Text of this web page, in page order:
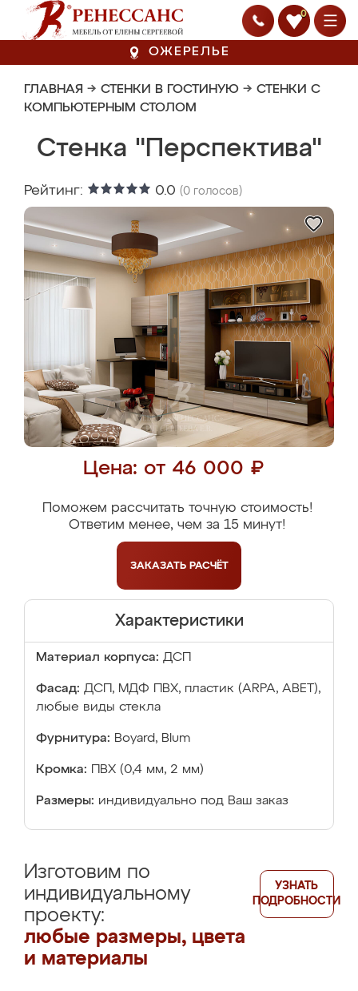
0
ОЖЕРЕЛЬЕ
ГЛАВНАЯ → СТЕНКИ В ГОСТИНУЮ → СТЕНКИ С
КОМПЬЮТЕРНЫМ СТОЛОМ
Стенка "Перспектива"
Рейтинг: 0.0 (0 голосов)
Цена: от 46 000 ₽
Поможем рассчитать точную стоимость!
Ответим менее, чем за 15 минут!
ЗАКАЗАТЬ РАСЧЁТ
Характеристики
Материал корпуса: ДСП
Фасад: ДСП, МДФ ПВХ, пластик (ARPA, ABET),
любые виды стекла
Фурнитура: Boyard, Blum
Кромка: ПВХ (0,4 мм, 2 мм)
Размеры: индивидуально под Ваш заказ
Изготовим по
индивидуальному
проекту:
любые размеры, цвета
и материалы
УЗНАТЬ
ПОДРОБНОСТИ